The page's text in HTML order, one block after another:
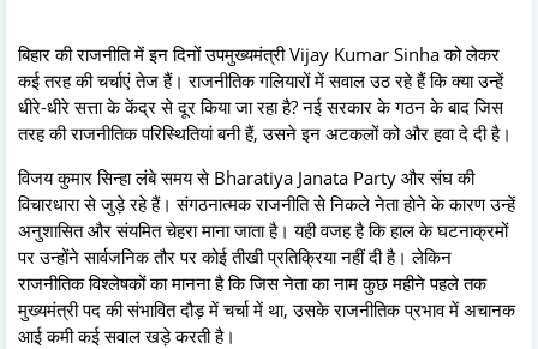
बिहार की राजनीति में इन दिनों उपमुख्यमंत्री Vijay Kumar Sinha को लेकर
कई तरह की चर्चाएं तेज हैं। राजनीतिक गलियारों में सवाल उठ रहे हैं कि क्या उन्हें
धीरे-धीरे सत्ता के केंद्र से दूर किया जा रहा है? नई सरकार के गठन के बाद जिस
तरह की राजनीतिक परिस्थितियां बनी हैं, उसने इन अटकलों को और हवा दे दी है।
विजय कुमार सिन्हा लंबे समय से Bharatiya Janata Party और संघ की
विचारधारा से जुड़े रहे हैं। संगठनात्मक राजनीति से निकले नेता होने के कारण उन्हें
अनुशासित और संयमित चेहरा माना जाता है। यही वजह है कि हाल के घटनाक्रमों
पर उन्होंने सार्वजनिक तौर पर कोई तीखी प्रतिक्रिया नहीं दी है। लेकिन
राजनीतिक विश्लेषकों का मानना है कि जिस नेता का नाम कुछ महीने पहले तक
मुख्यमंत्री पद की संभावित दौड़ में चर्चा में था, उसके राजनीतिक प्रभाव में अचानक
आई कमी कई सवाल खड़े करती है।